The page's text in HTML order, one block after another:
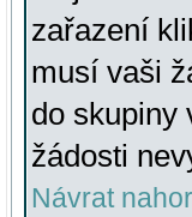
zařazení
musí vaši
do skupiny
žádosti
Návrat